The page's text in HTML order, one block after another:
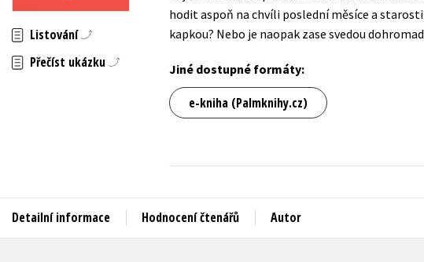
Kariéra a osobní rozvoj
Komiks
Listování
Přečíst ukázku
hodit aspoň na chvíli poslední měsíce a
kapkou? Nebo je naopak zase svedou
Jiné dostupné formáty:
e-kniha (Palmknihy.cz)
Detailní informace Hodnocení čtenářů Autor